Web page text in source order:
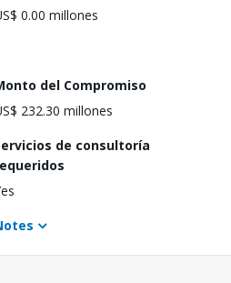
0.00 millones
del Compromiso
232.30 millones
de consultoría